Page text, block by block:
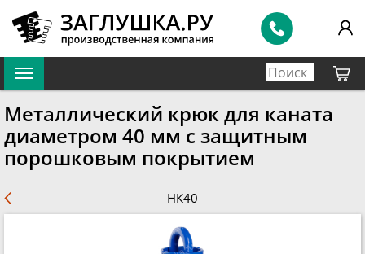
Металлический крюк для каната
диаметром 40 мм с защитным
порошковым покрытием
НК40